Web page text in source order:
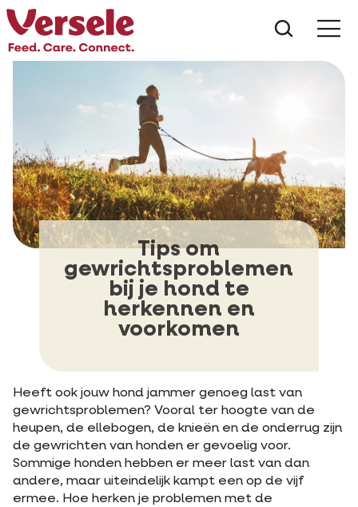
Tips om
gewrichtsproblemen
bij je hond te
herkennen en
voorkomen
Heeft ook jouw hond jammer genoeg last van
gewrichtsproblemen? Vooral ter hoogte van de
heupen, de ellebogen, de knieën en de onderrug zijn
de gewrichten van honden er gevoelig voor.
Sommige honden hebben er meer last van dan
andere, maar uiteindelijk kampt een op de vijf
ermee. Hoe herken je problemen met de